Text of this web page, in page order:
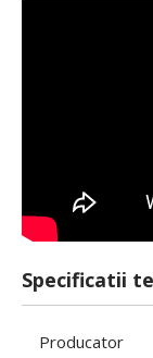
Specificatii
Producator